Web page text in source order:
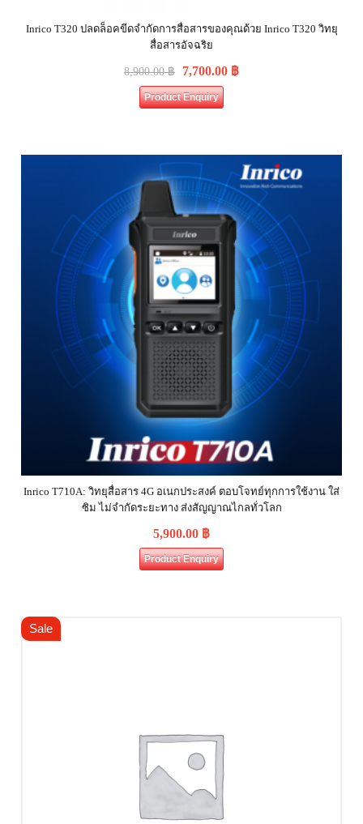
Inrico T320 ปลดล็อคขีดจำกัดการสื่อสารของคุณด้วย Inrico T320 วิทยุ
สื่อสารอัจฉริย
8,900.00฿ 7,700.00 ฿
Product Enquiry
Inrico T710A: วิทยุสื่อสาร 4G อเนกประสงค์ ตอบโจทย์ทุกการใช้งาน ใส่
ซิม ไม่จำกัดระยะทาง ส่งสัญญาณไกลทั่วโลก
5,900.00 ฿
Product Enquiry
Sale